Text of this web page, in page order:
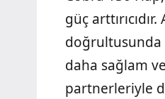
güç
doğrultusunda
daha sağlam
partnerleriyle